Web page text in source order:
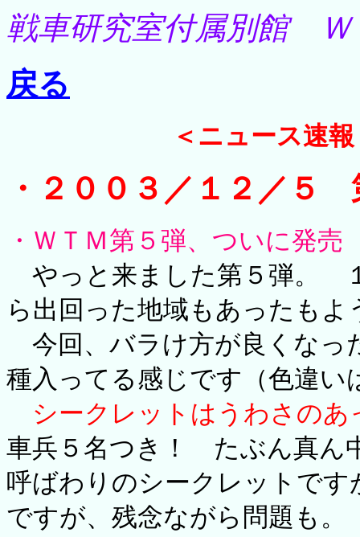
戦車研究室付属別館 Ｗ
戻る
＜ニュース速
・２００３／１２／５
・ＷＴＭ第５弾、ついに発売
やっと来ました第５弾。
ら出回った地域もあったもよ
今回、バラけ方が良くなっ
種入ってる感じです（色違い
シークレットはうわさの
車兵５名つき！ たぶん真ん
呼ばわりのシークレットで
ですが、残念ながら問題も